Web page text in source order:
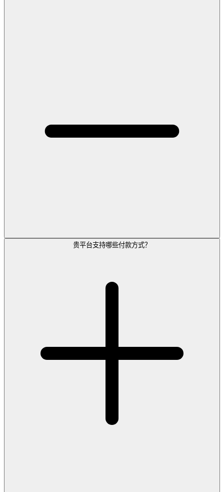
贵平台支持哪些付款方式？